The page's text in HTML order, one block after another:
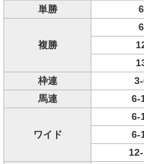
単勝 6
複勝
6
枠連
馬連
6-
ワイド
6-
6-